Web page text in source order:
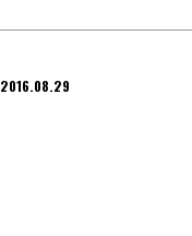
2016.08.29